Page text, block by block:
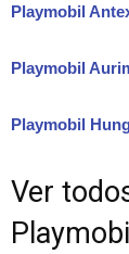
Playmobil
Playmobil
Playmobil
Ver